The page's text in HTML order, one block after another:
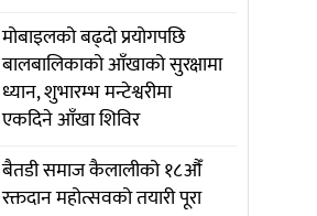
मोबाइलको बढ्दो प्रयोगपछि
बालबालिकाको आँखाको सुरक्षामा
ध्यान, शुभारम्भ मन्टेश्वरीमा
एकदिने आँखा शिविर
बैतडी समाज कैलालीको १८औँ
रक्तदान महोत्सवको तयारी पूरा